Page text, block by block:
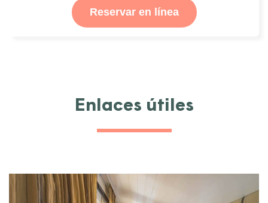
Reservar en línea
Enlaces útiles